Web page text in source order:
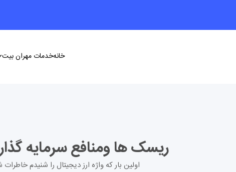
خانهخدمات مهران بیت
ریسک ها ومنافع سرمایه
اولین بار که واژه ارز دیجیتال را شنیدم